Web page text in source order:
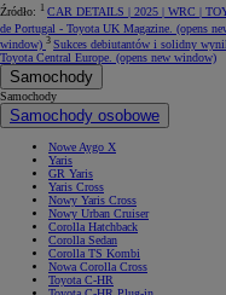
Źródło: 1 CAR DETAILS | 2025 | WRC |
de Portugal - Toyota UK Magazine. (opens
window) 3 Sukces debiutantów i solidny
Toyota Central Europe. (opens new window)
Samochody
Samochody
Samochody osobowe
Nowe Aygo X
Yaris
GR Yaris
Yaris Cross
Nowy Yaris Cross
Nowy Urban Cruiser
Corolla Hatchback
Corolla Sedan
Corolla TS Kombi
Nowa Corolla Cross
Toyota C-HR